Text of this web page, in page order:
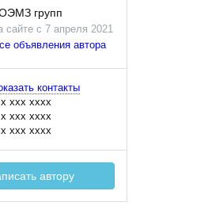
групп
сайте с 7 апреля 2021
объявления автора
контакты
xxx xxxx
xxx xxxx
xxx xxxx
автору